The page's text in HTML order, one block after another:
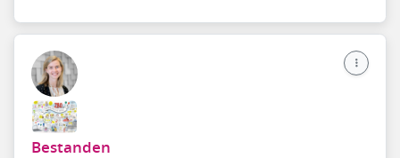
Bestanden